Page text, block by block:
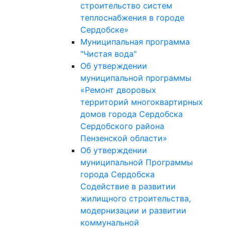
строительство систем
теплоснабжения в городе
Сердобске»
Муниципальная программа
"Чистая вода"
Об утверждении
муниципальной программы
«Ремонт дворовых
территорий многоквартирных
домов города Сердобска
Сердобского района
Пензенской области»
Об утверждении
муниципальной Программы
города Сердобска
Содействие в развитии
жилищного строительства,
модернизации и развитии
коммунальной